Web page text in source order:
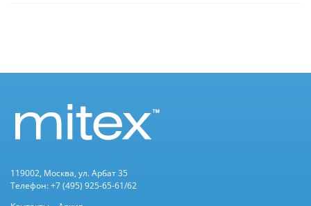
119002, Москва, ул. Арбат 35
Телефон: +7 (495) 925-65-61/62